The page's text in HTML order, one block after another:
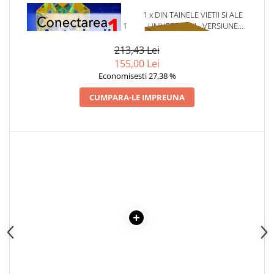
Articole Birotica
Accesorii Arhivare
Organizare si Arhivare
Instrumente si Truse Geometrie
Seturi scolare
1 x CONECTAREA CU
ARCTURIENII. VOLUMUL 1
1 x DIN TAINELE VIETII SI ALE
UNIVERSULUI - VERSIUNE
VOLUMELE I-III. CUTIE DE
COLECTIE -SCARLAT
213,43 Lei
155,00 Lei
Economisesti 27,38 %
CUMPARA-LE IMPREUNA